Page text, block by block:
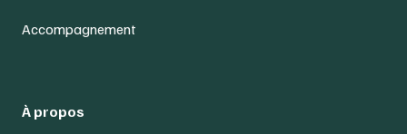
Accompagnement
À propos